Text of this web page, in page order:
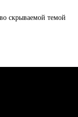
скрываемой темой